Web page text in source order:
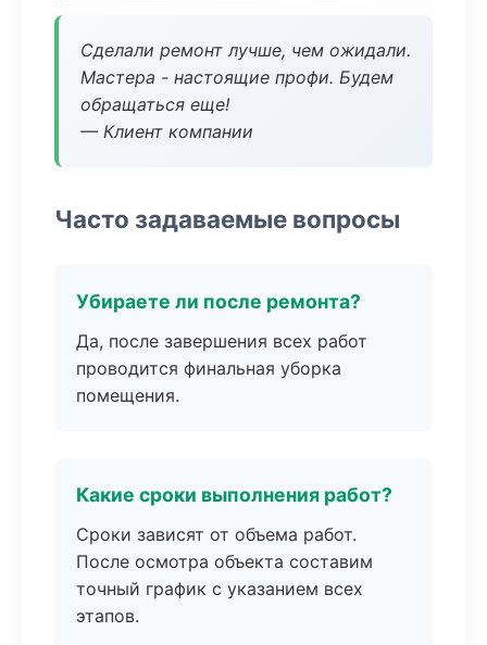
Сделали ремонт лучше, чем ожидали.
Мастера - настоящие профи. Будем
обращаться еще!
— Клиент компании
Часто задаваемые вопросы
Убираете ли после ремонта?
Да, после завершения всех работ
проводится финальная уборка
помещения.
Какие сроки выполнения работ?
Сроки зависят от объема работ.
После осмотра объекта составим
точный график с указанием всех
этапов.